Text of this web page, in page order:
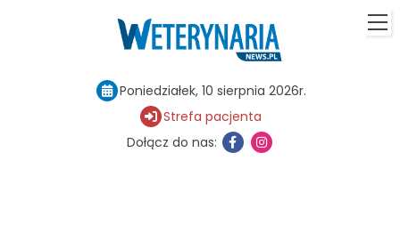
Poniedziałek, 10 sierpnia 2026r.
Strefa pacjenta
Dołącz do nas: